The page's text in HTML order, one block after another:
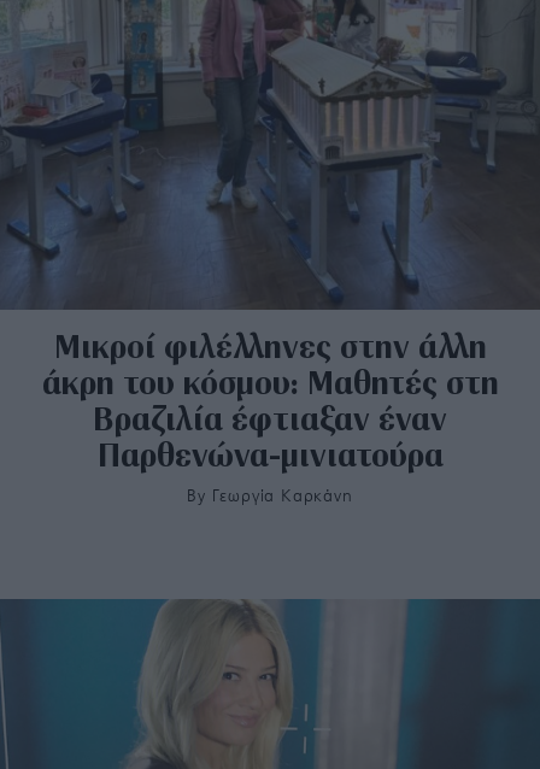
Μικροί φιλέλληνες στην άλλη
άκρη του κόσμου: Μαθητές στη
Βραζιλία έφτιαξαν έναν
Παρθενώνα-μινιατούρα
By Γεωργία Καρκάνη